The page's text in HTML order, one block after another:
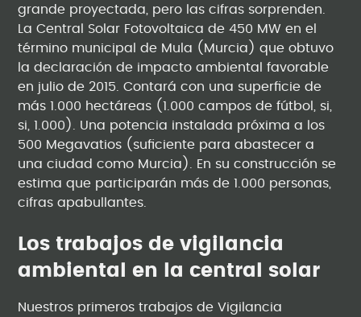
grande proyectada, pero las cifras sorprenden.
La Central Solar Fotovoltaica de 450 MW en el
término municipal de Mula (Murcia) que obtuvo
la declaración de impacto ambiental favorable
en julio de 2015. Contará con una superficie de
más 1.000 hectáreas (1.000 campos de fútbol, si,
si, 1.000). Una potencia instalada próxima a los
500 Megavatios (suficiente para abastecer a
una ciudad como Murcia). En su construcción se
estima que participarán más de 1.000 personas,
cifras apabullantes.
Los trabajos de vigilancia
ambiental en la central solar
Nuestros primeros trabajos de Vigilancia